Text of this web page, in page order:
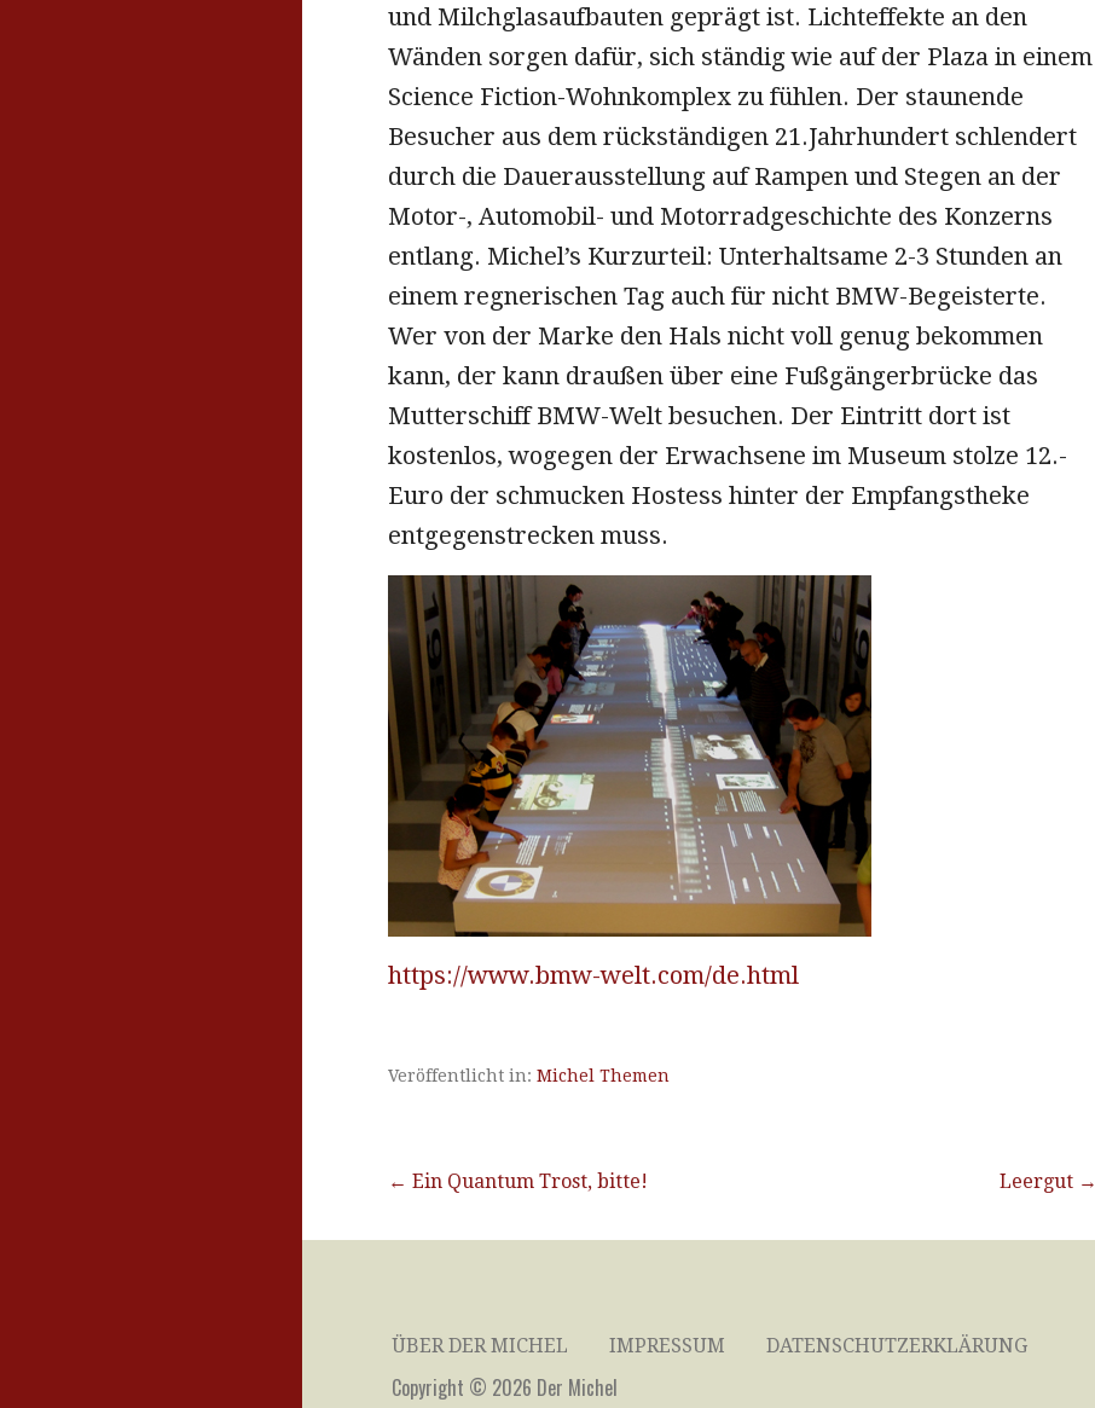
und Milchglasaufbauten geprägt ist. Lichteffekte an den
Wänden sorgen dafür, sich ständig wie auf der Plaza in einem
Science Fiction-Wohnkomplex zu fühlen. Der staunende
Besucher aus dem rückständigen 21.Jahrhundert schlendert
durch die Dauerausstellung auf Rampen und Stegen an der
Motor-, Automobil- und Motorradgeschichte des Konzerns
entlang. Michel’s Kurzurteil: Unterhaltsame 2-3 Stunden an
einem regnerischen Tag auch für nicht BMW-Begeisterte.
Wer von der Marke den Hals nicht voll genug bekommen
kann, der kann draußen über eine Fußgängerbrücke das
Mutterschiff BMW-Welt besuchen. Der Eintritt dort ist
kostenlos, wogegen der Erwachsene im Museum stolze 12.-
Euro der schmucken Hostess hinter der Empfangstheke
entgegenstrecken muss.
https://www.bmw-welt.com/de.html
Veröffentlicht in: Michel Themen
Beitragsnavigation
← Ein Quantum Trost, bitte! Leergut →
ÜBER DER MICHEL IMPRESSUM DATENSCHUTZERKLÄRUNG
Copyright © 2026 Der Michel